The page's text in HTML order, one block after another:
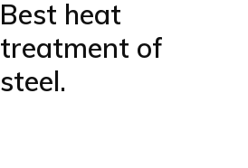
Best heat
treatment of
steel.